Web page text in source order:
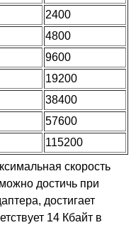
2400
4800
9600
19200
38400
57600
115200
скорость
достичь при
достигает
14 Кбайт в